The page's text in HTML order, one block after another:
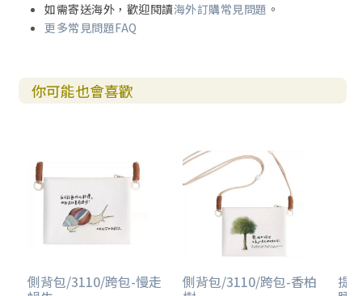
如需寄送海外，歡迎閱讀海外訂購常見問題 。
更多常見問題FAQ
你可能也會喜歡
側背包/3110/跨包-慢走 側背包/3110/跨包-香柏 提